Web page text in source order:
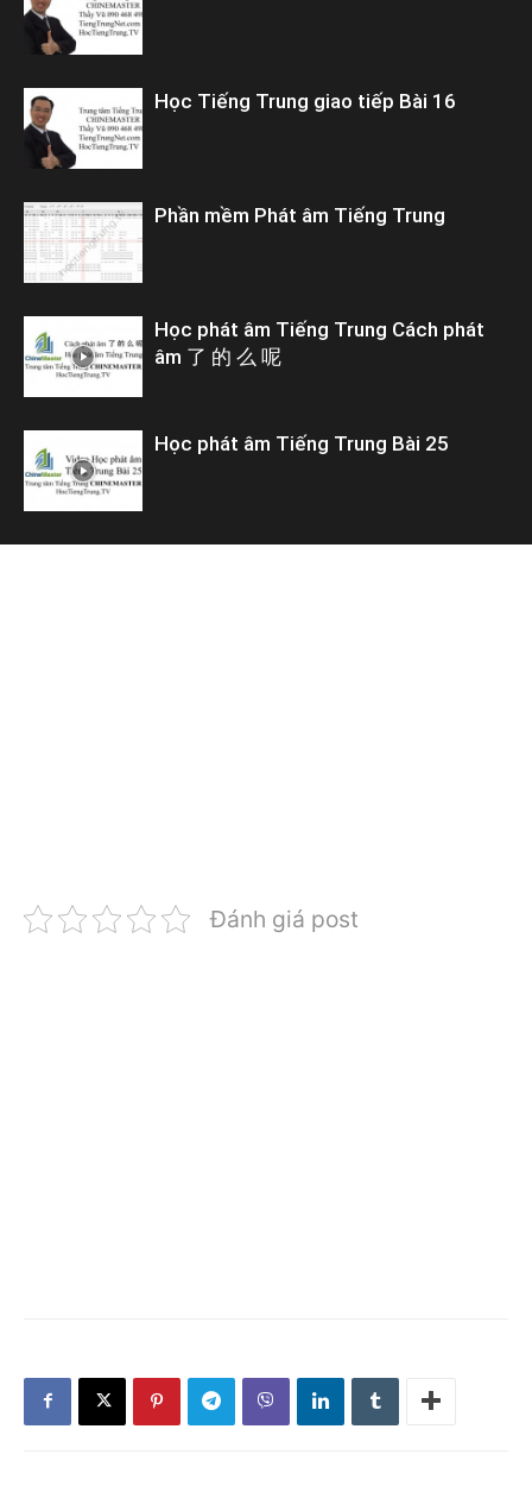
Học Tiếng Trung giao tiếp Bài 16
Phần mềm Phát âm Tiếng Trung
Học phát âm Tiếng Trung Cách phát
âm 了 的 么 呢
Học phát âm Tiếng Trung Bài 25
Đánh giá post